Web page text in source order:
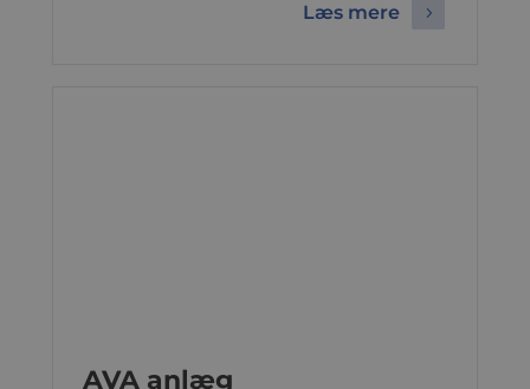
Læs mere
AVA anlæg